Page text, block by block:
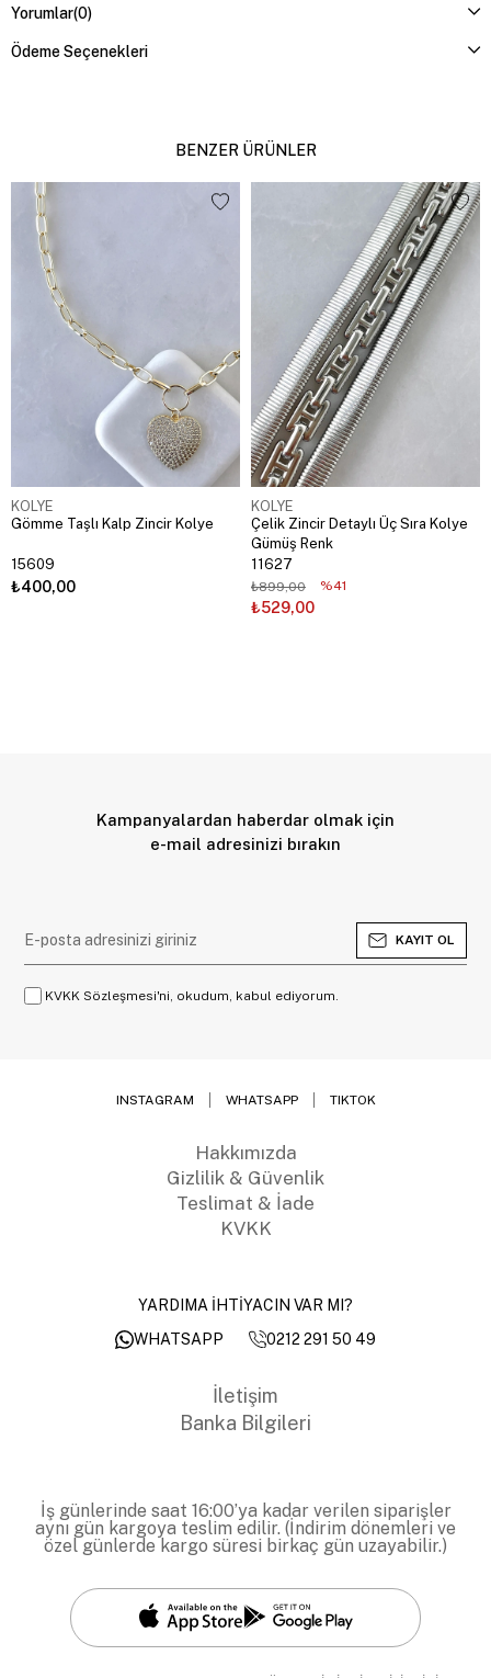
Yorumlar(0)
Ödeme Seçenekleri
BENZER ÜRÜNLER
KOLYE
Gömme Taşlı Kalp Zincir Kolye
15609
₺400,00
KOLYE
Çelik Zincir Detaylı Üç Sıra Kolye
Gümüş Renk
11627
₺529,00
₺899,00 %41
Kampanyalardan haberdar olmak için
e-mail adresinizi bırakın
KAYIT OL
KVKK Sözleşmesi'ni, okudum, kabul ediyorum.
INSTAGRAM WHATSAPP TIKTOK
Hakkımızda
Gizlilik & Güvenlik
Teslimat & İade
KVKK
YARDIMA İHTİYACIN VAR MI?
WHATSAPP
0212 291 50 49
İletişim
Banka Bilgileri
İş günlerinde saat 16:00’ya kadar verilen siparişler
aynı gün kargoya teslim edilir. (İndirim dönemleri ve
özel günlerde kargo süresi birkaç gün uzayabilir.)